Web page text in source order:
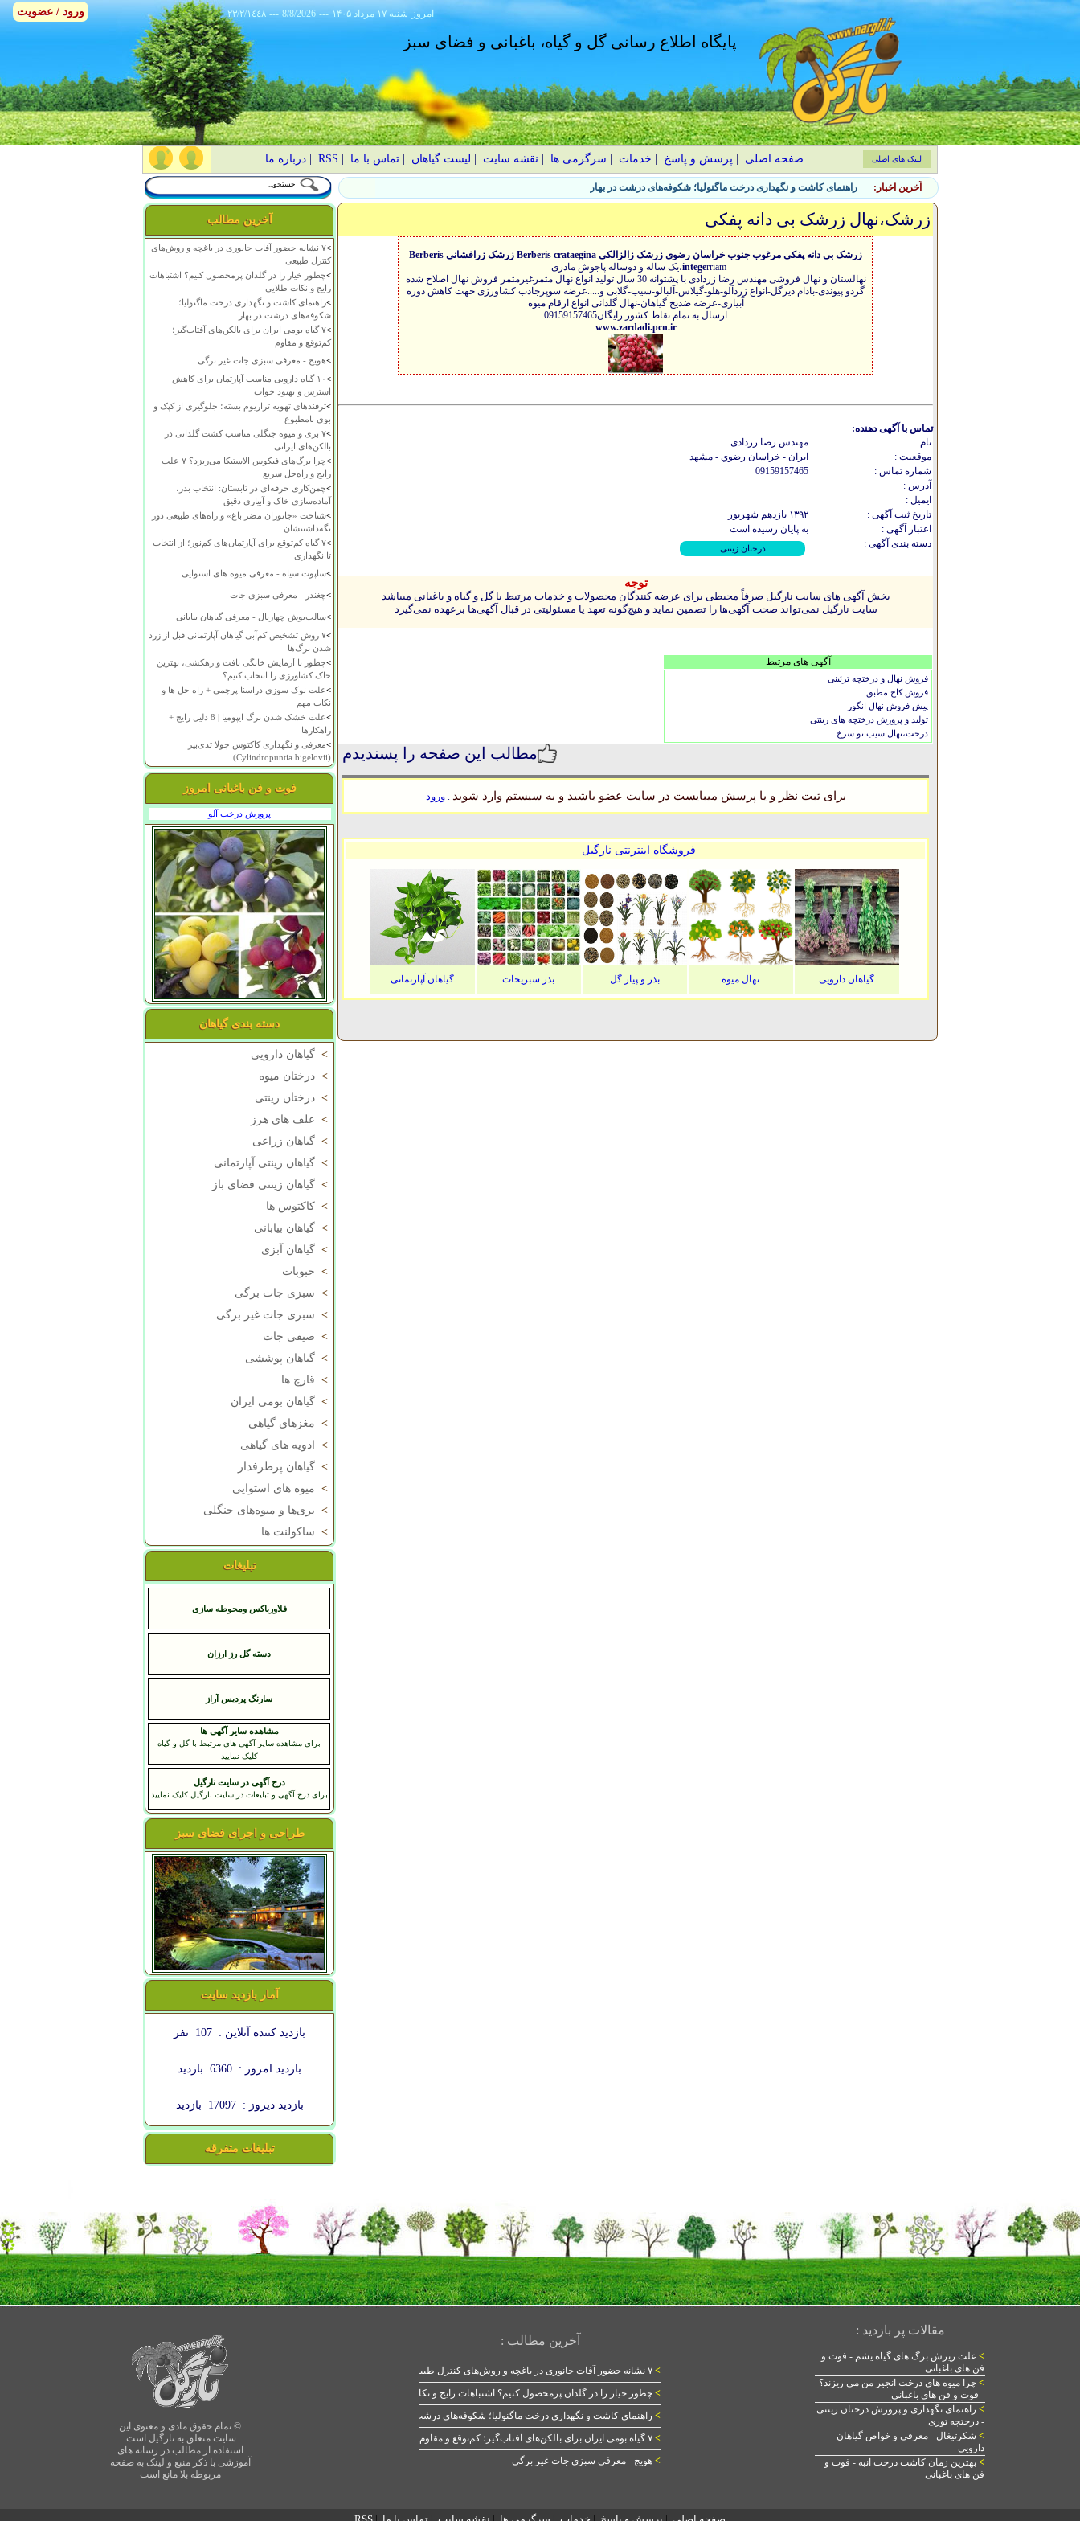
٢٣/٢/١٤٤٨ --- 8/8/2026 --- ۱۴۰۵ شنبه ۱۷ مرداد امروز
پایگاه اطلاع رسانی گل و گیاه، باغبانی و فضای سبز
صفحه اصلی پرسش و پاسخ خدمات سرگرمی ها نقشه سایت لیست گیاهان |تماس با ما RSS
|درباره ما لینک های اصلی
آخرین اخبار: راهنمای کاشت و نگهداری درخت ماگنولیا؛ شکوفه‌های درشت در بهار
آخرین مطالب
>
۷ نشانه حضور آفات جانوری در باغچه و روش‌های
کنترل طبیعی
>چطور خیار را در گلدان پرمحصول کنیم؟ اشتباهات
رایج و نکات طلایی
>راهنمای کاشت و نگهداری درخت ماگنولیا؛
شکوفه‌های درشت در بهار
>
۷ گیاه بومی ایران برای بالکن‌های آفتاب‌گیر؛
کم‌توقع و مقاوم
>هویج - معرفی سبزی جات غیر برگی
>
۱۰ گیاه دارویی مناسب آپارتمان برای کاهش
استرس و بهبود خواب
>ترفندهای تهویه تراریوم بسته؛ جلوگیری از کپک و
بوی نامطبوع
>
۷ بری و میوه جنگلی مناسب کشت گلدانی در
بالکن‌های ایرانی
>
چرا برگ‌های فیکوس الاستیکا می‌ریزد؟ ۷ علت
رایج و راه‌حل سریع
>چمن‌کاری حرفه‌ای در تابستان: انتخاب بذر،
آماده‌سازی خاک و آبیاری دقیق
>شناخت «جانوران مضر باغ» و راه‌های طبیعی دور
نگه‌داشتنشان
>
۷ گیاه کم‌توقع برای آپارتمان‌های کم‌نور؛ از انتخاب
تا نگهداری
>ساپوت سیاه - معرفی میوه های استوایی
>چغندر - معرفی سبزی جات
>سالت‌بوش چهاربال - معرفی گیاهان بیابانی
>
۷ روش تشخیص کم‌آبی گیاهان آپارتمانی قبل از زرد
شدن برگ‌ها
>چطور با آزمایش خانگی بافت و زهکشی، بهترین
خاک کشاورزی را انتخاب کنیم؟
>علت نوک سوزی دراسنا پرچمی + راه حل ها و
نکات مهم
>
علت خشک شدن برگ ایپومیا | 8 دلیل رایج +
راهکارها
>معرفی و نگهداری کاکتوس چولا تدی‌بیر
(Cylindropuntia bigelovii)
فوت و فن باغبانی امروز
پرورش درخت آلو
دسته بندی گیاهان
> گیاهان دارویی
> درختان میوه
> درختان زینتی
> علف های هرز
> گیاهان زراعی
> گیاهان زینتی آپارتمانی
> گیاهان زینتی فضای باز
> کاکتوس ها
> گیاهان بیابانی
> گیاهان آبزی
> حبوبات
> سبزی جات برگی
> سبزی جات غیر برگی
> صیفی جات
> گیاهان پوششی
> قارچ ها
> گیاهان بومی ایران
> مغزهای گیاهی
>
ادویه های گیاهی
> گیاهان پرطرفدار
> میوه های استوایی
> بری‌ها و میوه‌های جنگلی
> ساکولنت ها
تبلیغات
فلاورباکس ومحوطه سازی
دسته گل رز ارزان
سارنگ پردیس آراز
مشاهده سایر آگهی ها
برای مشاهده سایر آگهی های مرتبط با گل و گیاه
کلیک نمایید
درج آگهی در سایت نارگیل
برای درج آگهی و تبلیغات در سایت نارگیل کلیک نمایید
طراحی و اجرای فضای سبز
آمار بازدید سایت
بازدید کننده آنلاین : 107 نفر
بازدید امروز : 6360 بازدید
بازدید دیروز : 17097 بازدید
تبلیغات متفرقه
زرشک،نهال زرشک بی دانه پفکی
زرشک بی دانه پفکی مرغوب جنوب خراسان رضوی زرشک زالزالکی Berberis crataegina زرشک زرافشانی Berberis
integerriam،یک ساله و دوساله پاجوش مادری -
نهالستان و نهال فروشی مهندس رضا زردادی با پشتوانه 30 سال تولید انواع نهال مثمرغیرمثمر فروش نهال اصلاح شده
گردو پیوندی-بادام دیرگل-انواع زردآلو-هلو-گیلاس-آلبالو-سیب-گلابی و.....عرضه سوپرجاذب کشاورزی جهت کاهش دوره
آبیاری-عرضه ضدیخ گیاهان-نهال گلدانی انواع ارقام میوه
ارسال به تمام نقاط کشور رایگان09159157465
www.zardadi.pcn.ir
تماس با آگهی دهنده:
نام :
مهندس رضا زردادی
موقعیت :
ایران - خراسان رضوي - مشهد
شماره تماس :
09159157465
آدرس :
ایمیل :
تاریخ ثبت آگهی :
۱۳۹۲ يازدهم شهريور
اعتبار آگهی :
به پایان رسیده است
دسته بندی آگهی :
درختان زینتی
توجه
بخش آگهی های سایت نارگیل صرفاً محیطی برای عرضه کنندگان محصولات و خدمات مرتبط با گل و گیاه و باغبانی میباشد
سایت نارگیل نمی‌تواند صحت آگهی‌ها را تضمین نماید و هیچ‌گونه تعهد یا مسئولیتی در قبال آگهی‌ها برعهده نمی‌گیرد
آگهی های مرتبط
فروش نهال و درختچه تزئینی
فروش کاج مطبق
پیش فروش نهال انگور
تولید و پرورش درختچه های زینتی
درخت،نهال سیب تو سرخ
مطالب این صفحه را پسندیدم
برای ثبت نظر و یا پرسش میبایست در سایت عضو باشید و به سیستم وارد شوید .ورود
فروشگاه اینترنتی نارگیل
گیاهان دارویی نهال میوه بذر و پیاز گل بذر سبزیجات گیاهان آپارتمانی
© تمام حقوق مادی و معنوی این
سایت متعلق به نارگیل است.
استفاده از مطالب در رسانه های
آموزشی با ذکر منبع و لینک به صفحه
مربوطه بلا مانع است
آخرین مطالب :
> ۷ نشانه حضور آفات جانوری در باغچه و روش‌های کنترل طبیعی
> چطور خیار را در گلدان پرمحصول کنیم؟ اشتباهات رایج و نکات طلایی
> راهنمای کاشت و نگهداری درخت ماگنولیا؛ شکوفه‌های درشت در بهار
> ۷ گیاه بومی ایران برای بالکن‌های آفتاب‌گیر؛ کم‌توقع و مقاوم
> هویج - معرفی سبزی جات غیر برگی
مقالات پر بازدید :
> علت ریزش برگ های گیاه یشم - فوت و
فن های باغبانی
> چرا میوه های درخت انجیر من می ریزند؟
- فوت و فن های باغبانی
> راهنمای نگهداری و پرورش درختان زینتی
- درختچه توری
> شکرتیغال - معرفی و خواص گیاهان
دارویی
> بهترین زمان کاشت درخت انبه - فوت و
فن های باغبانی
ورود / عضویت